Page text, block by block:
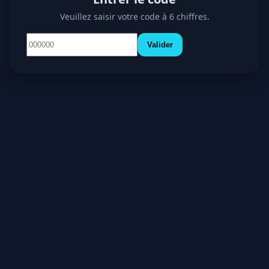
Veuillez saisir votre code à 6 chiffres.
Valider